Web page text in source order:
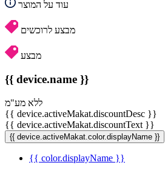
עוד על המוצר
מבצע לרוכשים
מבצע
{{ device.name }}
ללא מע"מ
{{ device.activeMakat.discountDesc }}
{{ device.activeMakat.discountText }}
{{ device.activeMakat.color.displayName }}
{{ color.displayName }}